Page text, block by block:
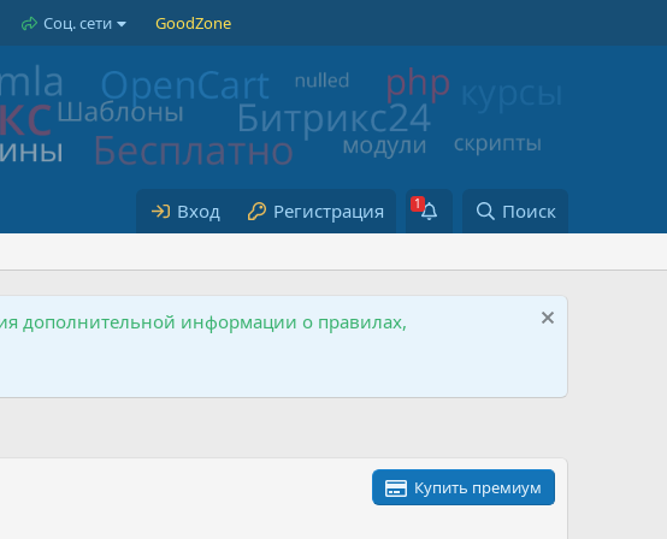
Соц. сети GoodZone
Вход Регистрация Поиск
дополнительной информации о правилах,
Купить премиум